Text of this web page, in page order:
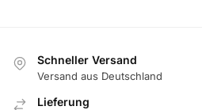
Schneller Versand
Versand aus Deutschland
Lieferung